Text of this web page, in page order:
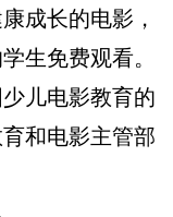
成长的电影，
生免费观看。
儿电影教育的
和电影主管部